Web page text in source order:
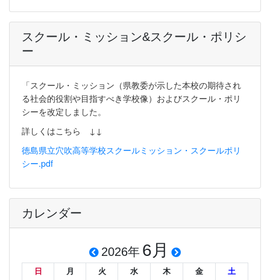
スクール・ミッション&スクール・ポリシ
ー
「スクール・ミッション（県教委が示した本校の期待され
る社会的役割や目指すべき学校像）およびスクール・ポリ
シーを改定しました。
詳しくはこちら ↓↓
徳島県立穴吹高等学校スクールミッション・スクールポリ
シー.pdf
カレンダー
2026年 6月
日 月 火 水 木 金 土